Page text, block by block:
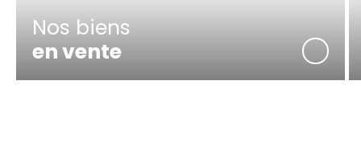
Nos biens
en vente